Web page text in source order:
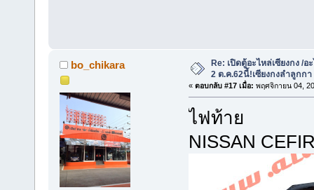
bo_chikara
Re: เปิดตู้อะไหล่เซียงกง /
2 ต.ค.62นี้!เซียงกงลำลูกกา
« ตอบกลับ #17 เมื่อ: พฤศจิกายน 04,
ไฟ